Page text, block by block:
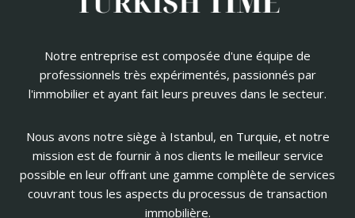
Notre entreprise est composée d'une équipe de
professionnels très expérimentés, passionnés par
l'immobilier et ayant fait leurs preuves dans le secteur.
Nous avons notre siège à Istanbul, en Turquie, et notre
mission est de fournir à nos clients le meilleur service
possible en leur offrant une gamme complète de services
couvrant tous les aspects du processus de transaction
immobilière.